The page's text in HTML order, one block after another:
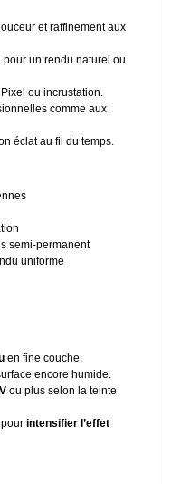
et raffinement aux
pour un rendu naturel ou
ou incrustation.
comme aux
éclat au fil du temps.
semi-permanent
uniforme
en fine couche.
encore humide.
ou plus selon la teinte
intensifier l’effet